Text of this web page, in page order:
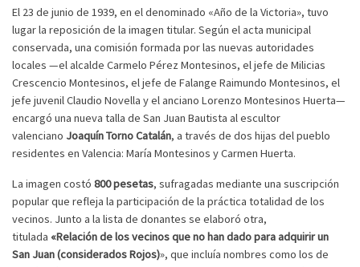
El 23 de junio de 1939, en el denominado «Año de la Victoria», tuvo
lugar la reposición de la imagen titular. Según el acta municipal
conservada, una comisión formada por las nuevas autoridades
locales —el alcalde Carmelo Pérez Montesinos, el jefe de Milicias
Crescencio Montesinos, el jefe de Falange Raimundo Montesinos, el
jefe juvenil Claudio Novella y el anciano Lorenzo Montesinos Huerta—
encargó una nueva talla de San Juan Bautista al escultor
valenciano Joaquín Torno Catalán, a través de dos hijas del pueblo
residentes en Valencia: María Montesinos y Carmen Huerta.
La imagen costó 800 pesetas, sufragadas mediante una suscripción
popular que refleja la participación de la práctica totalidad de los
vecinos. Junto a la lista de donantes se elaboró otra,
titulada «Relación de los vecinos que no han dado para adquirir un
San Juan (considerados Rojos)», que incluía nombres como los de